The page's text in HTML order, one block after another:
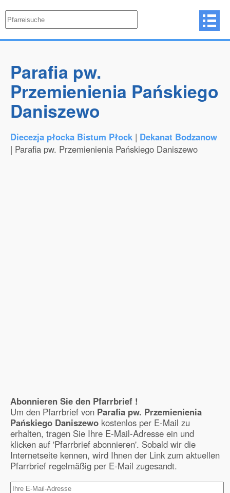
Parafia pw.
Przemienienia Pańskiego
Daniszewo
Diecezja płocka Bistum Płock | Dekanat Bodzanow
| Parafia pw. Przemienienia Pańskiego Daniszewo
Abonnieren Sie den Pfarrbrief !
Um den Pfarrbrief von Parafia pw. Przemienienia
Pańskiego Daniszewo kostenlos per E-Mail zu
erhalten, tragen Sie Ihre E-Mail-Adresse ein und
klicken auf 'Pfarrbrief abonnieren'. Sobald wir die
Internetseite kennen, wird Ihnen der Link zum aktuellen
Pfarrbrief regelmäßig per E-Mail zugesandt.